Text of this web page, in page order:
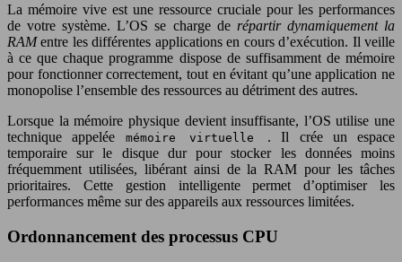
La mémoire vive est une ressource cruciale pour les performances
de votre système. L’OS se charge de répartir dynamiquement la
RAMentre les différentes applications en cours d’exécution. Il veille
à ce que chaque programme dispose de suffisamment de mémoire
pour fonctionner correctement, tout en évitant qu’une application ne
monopolise l’ensemble des ressources au détriment des autres.
Lorsque la mémoire physique devient insuffisante, l’OS utilise une
technique appelée mémoire virtuelle . Il crée un espace
temporaire sur le disque dur pour stocker les données moins
fréquemment utilisées, libérant ainsi de la RAM pour les tâches
prioritaires. Cette gestion intelligente permet d’optimiser les
performances même sur des appareils aux ressources limitées.
Ordonnancement des processus CPU